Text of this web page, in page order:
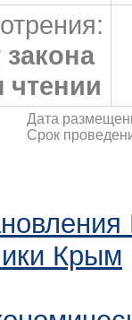
Дата
Срок
Крым